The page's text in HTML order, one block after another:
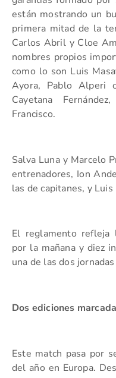
están mostrando un
primera mitad de la
Carlos Abril y Cloe
nombres propios
como lo son Luis
Ayora, Pablo Alperi
Cayetana
Francisco.
Salva Luna y Marcelo
entrenadores, Ion
las de capitanes, y
El reglamento
por la mañana y diez
una de las dos
Dos ediciones
Este match pasa por
del año en Europa.